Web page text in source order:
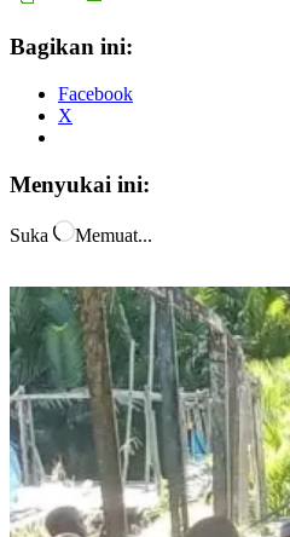
Bagikan ini:
Facebook
X
Menyukai ini:
Suka Memuat...